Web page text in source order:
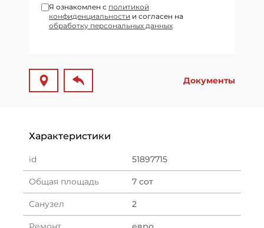
Я ознакомлен с политикой
конфиденциальности и согласен на
обработку персональных данных
Документы
Характеристики
id 51897715
Общая площадь 7 сот
Санузел 2